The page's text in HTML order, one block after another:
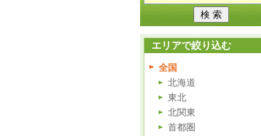
エリアで絞り込む
全国
北海道
東北
北関東
首都圏